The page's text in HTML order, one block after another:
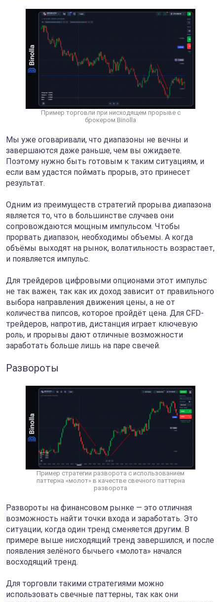
Пример торговли при нисходящем прорыве с
брокером Binolla
Мы уже оговаривали, что диапазоны не вечны и
завершаются даже раньше, чем вы ожидаете.
Поэтому нужно быть готовым к таким ситуациям, и
если вам удастся поймать прорыв, это принесет
результат.
Одним из преимуществ стратегий прорыва диапазона
является то, что в большинстве случаев они
сопровождаются мощным импульсом. Чтобы
прорвать диапазон, необходимы объемы. А когда
объёмы выходят на рынок, волатильность возрастает,
и появляется импульс.
Для трейдеров цифровыми опционами этот импульс
не так важен, так как их доход зависит от правильного
выбора направления движения цены, а не от
количества пипсов, которое пройдёт цена. Для CFD-
трейдеров, напротив, дистанция играет ключевую
роль, и прорывы дают отличные возможности
заработать больше лишь на паре свечей.
Развороты
Пример стратегии разворота с использованием
паттерна «молот» в качестве свечного паттерна
разворота
Развороты на финансовом рынке — это отличная
возможность найти точки входа и заработать. Это
ситуации, когда один тренд сменяется другим. В
примере выше нисходящий тренд завершился, и после
появления зелёного бычьего «молота» начался
восходящий тренд.
Для торговли такими стратегиями можно
использовать свечные паттерны, так как они